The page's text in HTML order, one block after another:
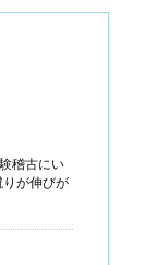
稽古にい
りが伸びが